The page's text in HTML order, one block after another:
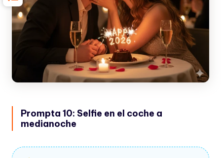
Prompta 10: Selfie en el coche a
medianoche